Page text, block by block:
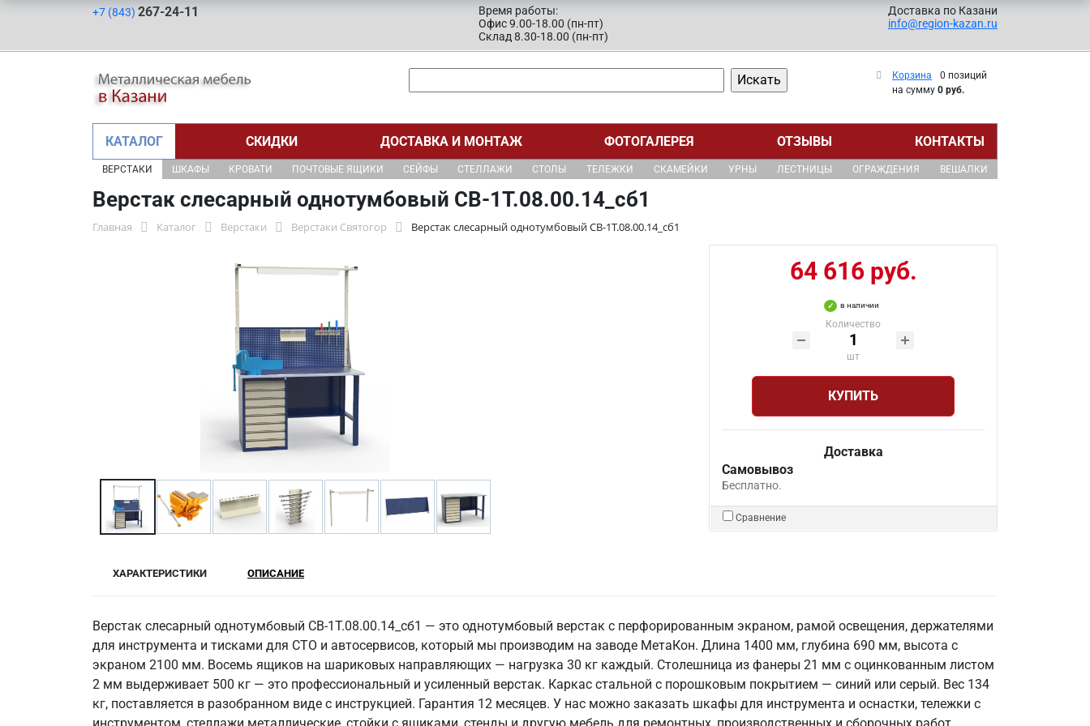
+7 (843) 267-24-11
Время работы:
Офис 9.00-18.00 (пн-пт)
Склад 8.30-18.00 (пн-пт)
Доставка по Казани
info@region-kazan.ru
Корзина
0 позиций
на сумму 0 руб.
КАТАЛОГ СКИДКИ ДОСТАВКА И МОНТАЖ ФОТОГАЛЕРЕЯ ОТЗЫВЫ КОНТАКТЫ
ВЕРСТАКИ ШКАФЫ КРОВАТИ ПОЧТОВЫЕ ЯЩИКИ СЕЙФЫ СТЕЛЛАЖИ СТОЛЫ ТЕЛЕЖКИ СКАМЕЙКИ УРНЫ ЛЕСТНИЦЫ ОГРАЖДЕНИЯ ВЕШАЛКИ
Верстак слесарный однотумбовый СВ-1Т.08.00.14_сб1
Главная Каталог Верстаки Верстаки Святогор Верстак слесарный однотумбовый СВ-1Т.08.00.14_сб1
64 616 руб.
в наличии
Количество
шт
КУПИТЬ
Доставка
Самовывоз
Бесплатно.
Сравнение
ХАРАКТЕРИСТИКИ ОПИСАНИЕ
Верстак слесарный однотумбовый СВ-1Т.08.00.14_сб1 — это однотумбовый верстак с перфорированным экраном, рамой освещения, держателями
для инструмента и тисками для СТО и автосервисов, который мы производим на заводе МетаКон. Длина 1400 мм, глубина 690 мм, высота с
экраном 2100 мм. Восемь ящиков на шариковых направляющих — нагрузка 30 кг каждый. Столешница из фанеры 21 мм с оцинкованным листом
2 мм выдерживает 500 кг — это профессиональный и усиленный верстак. Каркас стальной с порошковым покрытием — синий или серый. Вес 134
кг, поставляется в разобранном виде с инструкцией. Гарантия 12 месяцев. У нас можно заказать шкафы для инструмента и оснастки, тележки с